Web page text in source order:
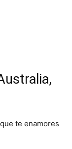
te enamores